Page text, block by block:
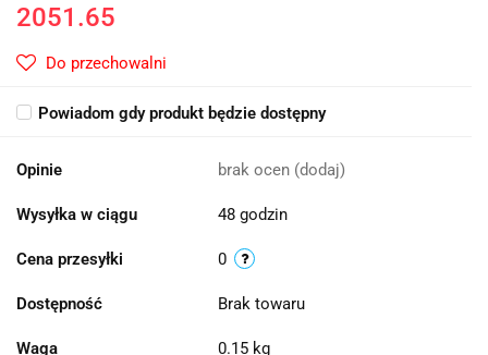
2051.65
Do przechowalni
Powiadom gdy produkt będzie dostępny
Opinie brak ocen (dodaj)
Wysyłka w ciągu 48 godzin
Cena przesyłki 0
Dostępność Brak towaru
Waga 0.15 kg